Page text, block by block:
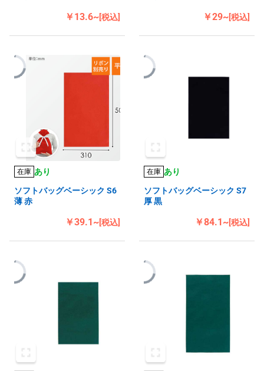
￥13.6~[税込] ￥29~[税込]
在庫 あり
ソフトバッグベーシック S6
薄 赤
￥39.1~[税込]
在庫 あり
ソフトバッグベーシック S7
厚 黒
￥84.1~[税込]